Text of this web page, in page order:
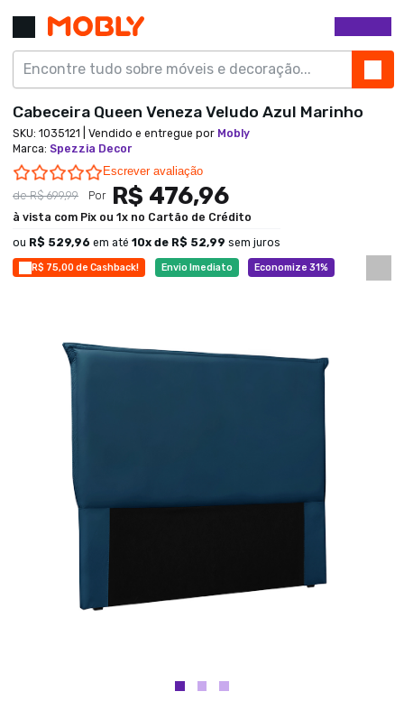
R$ 75,00 de Cashback! Envio Imediato Economize 31%
Cabeceira Queen Veneza Veludo Azul Marinho
SKU: 1035121 | Vendido e entregue por Mobly
Marca: Spezzia Decor
0.0 star rating
Escrever avaliação
deR$ 699,99 Por R$ 476,96
à vista com Pix ou 1x no Cartão de Crédito
ou R$ 529,96 em até 10x de R$ 52,99 sem juros